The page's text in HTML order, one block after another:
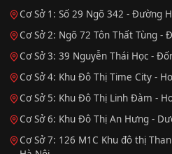
Cơ Sở 1: Số 29 Ngõ 342 - Đường
Cơ Sở 2: Ngõ 72 Tôn Thất Tùng -
Cơ Sở 3: 39 Nguyễn Thái Học -
Cơ Sở 4: Khu Đô Thị Time City -
Cơ Sở 5: Khu Đô Thị Linh Đàm -
Cơ Sở 6: Khu Đô Thị An Hưng -
Cơ Sở 7: 126 M1C Khu đô thị